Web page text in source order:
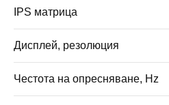
IPS матрица
Дисплей, резолюция
Честота на опресняване, Hz